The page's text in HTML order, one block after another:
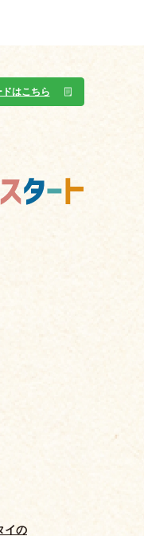
はこちら
イの